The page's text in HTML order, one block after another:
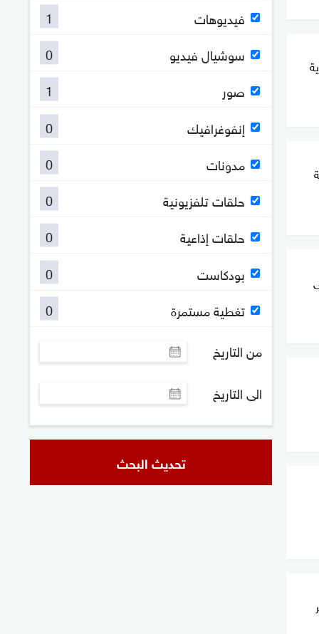
فيديوهات
1
سوشيال فيديو
0
صور
1
إنفوغرافيك
0
مدونات
0
حلقات تلفزيونية
0
حلقات إذاعية
0
بودكاست
0
تغطية مستمرة
0
من التاريخ
الى التاريخ
تحديث البحث